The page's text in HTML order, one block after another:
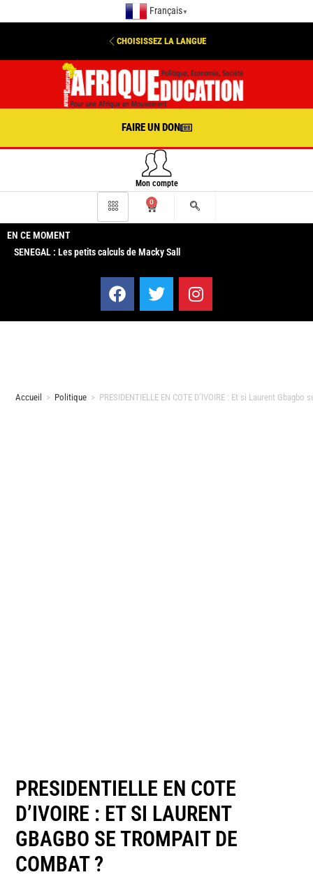
Français ▼
CHOISISSEZ LA LANGUE
FAIRE UN DON
Mon compte
0
EN CE MOMENT
SENEGAL : Les petits calculs de Macky Sall
Accueil > Politique > PRESIDENTIELLE EN COTE D’IVOIRE : Et si Laurent
PRESIDENTIELLE EN COTE
D’IVOIRE : ET SI LAURENT
GBAGBO SE TROMPAIT DE
COMBAT ?